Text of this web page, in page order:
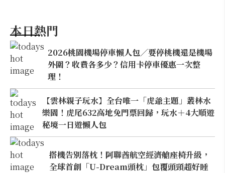
本日熱門
2026桃園機場停車懶人包／要停桃機還是機場
外圍？收費各多少？信用卡停車優惠一次整
理！
【雲林親子玩水】全台唯一「虎爺主題」叢林水
樂園！虎尾632高地免門票回歸，玩水＋4大順遊
秘境一日遊懶人包
搭機告別落枕！阿聯酋航空經濟艙座椅升級，
全球首創「U-Dream頭枕」包覆頭頸超好睡